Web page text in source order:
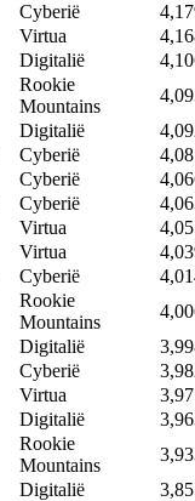
Cyberië
Virtua
Digitalië
Rookie
Mountains
Digitalië
Cyberië
Cyberië
Cyberië
Virtua
Virtua
Cyberië
Rookie
Mountains
Digitalië
Cyberië
Virtua
Digitalië
Rookie
Mountains
Digitalië